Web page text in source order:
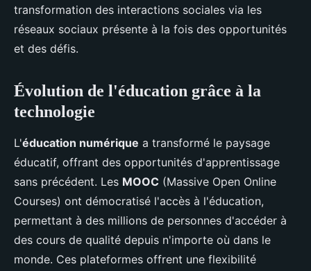
transformation des interactions sociales via les
réseaux sociaux présente à la fois des opportunités
et des défis.
Évolution de l'éducation grâce à la
technologie
L'éducation numérique a transformé le paysage
éducatif, offrant des opportunités d'apprentissage
sans précédent. Les MOOC (Massive Open Online
Courses) ont démocratisé l'accès à l'éducation,
permettant à des millions de personnes d'accéder à
des cours de qualité depuis n'importe où dans le
monde. Ces plateformes offrent une flexibilité